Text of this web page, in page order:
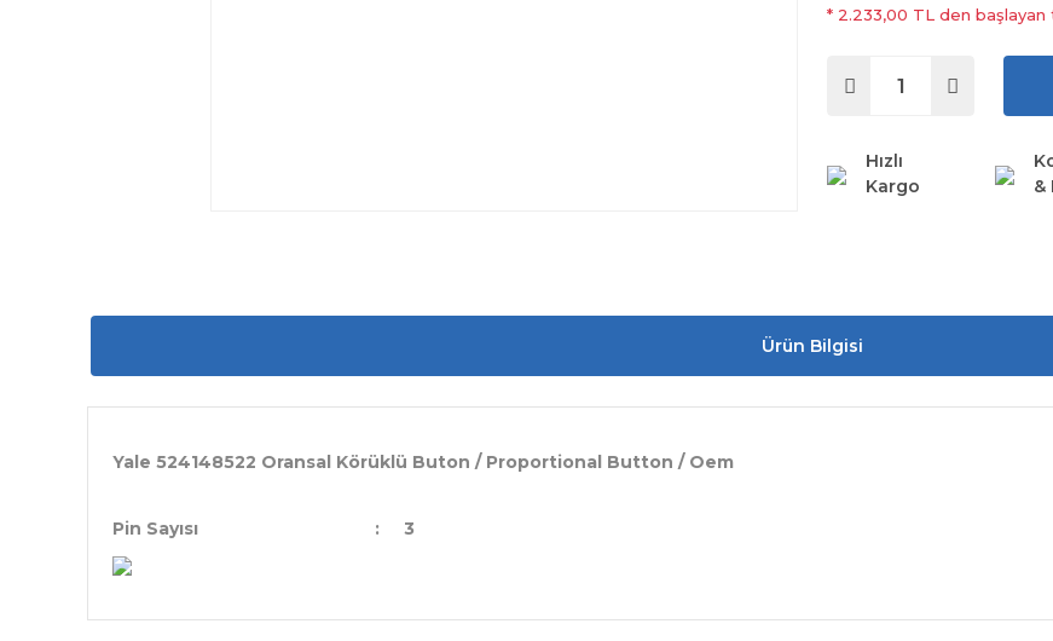
* 2.233,00 TL den başlayan
Hızlı
Kargo
&
Ürün Bilgisi
Yale 524148522 Oransal Körüklü Buton / Proportional Button / Oem
Pin Sayısı : 3